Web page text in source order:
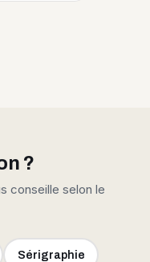
?
conseille selon le
Sérigraphie